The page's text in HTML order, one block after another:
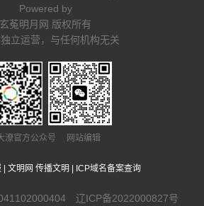
Powered by
玄菟明月网 版权所有
立运营，与任何机构无关
潦官方公众号 网站编辑
文明网 传播文明 ICP域名备案查询
辽ICP备2022000827号